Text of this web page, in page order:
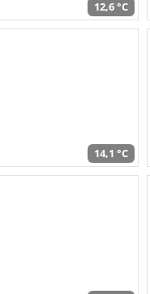
12,6 °C
14,1 °C